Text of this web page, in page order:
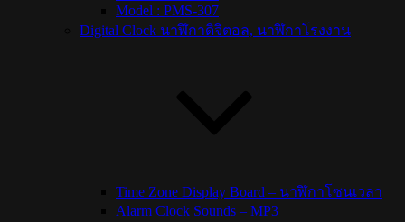
Model : PMS-307
Digital Clock นาฬิกาดิจิตอล, นาฬิกาโรงงาน
Time Zone Display Board – นาฬิกาโซนเวลา
Alarm Clock Sounds – MP3